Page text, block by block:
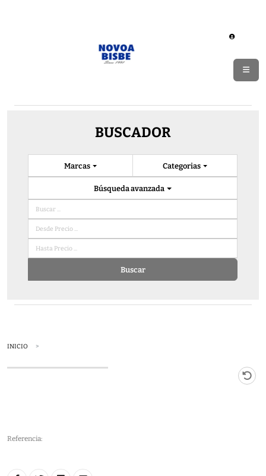
BUSCADOR
Categorias
Marcas
Búsqueda avanzada
Buscar
INICIO
Referencia: